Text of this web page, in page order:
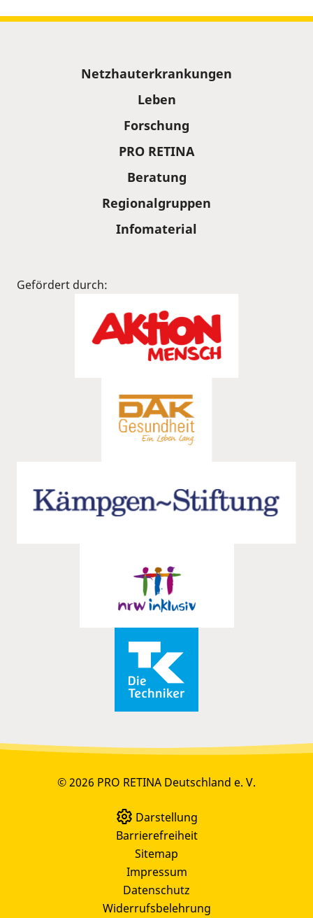
Netzhauterkrankungen
Leben
Forschung
PRO RETINA
Beratung
Regionalgruppen
Infomaterial
Gefördert durch:
© 2026 PRO RETINA Deutschland e. V.
Darstellung
Barrierefreiheit
Sitemap
Impressum
Datenschutz
Widerrufsbelehrung